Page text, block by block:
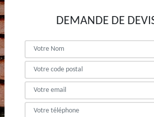
DEMANDE DE